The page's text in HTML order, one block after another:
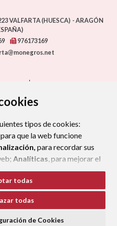
tipos de cookies:
que la web funcione
para recordar sus
Analíticas, para mejorar el
sus servicios.
“Aceptar todas”
uso. Si pulsa el botón
todas
todas
de Cookies
VALFARTA (HUESCA) - ARAGÓN
976173169
DE COOKIES